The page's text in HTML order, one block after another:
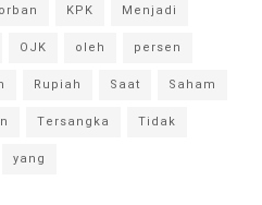
KPK
Menjadi
OJK oleh
persen
Rupiah Saat
Saham
Tersangka
Tidak
yang